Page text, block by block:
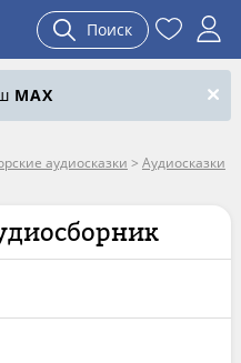
Поиск
MAX
аудиосказки > Аудиосказки